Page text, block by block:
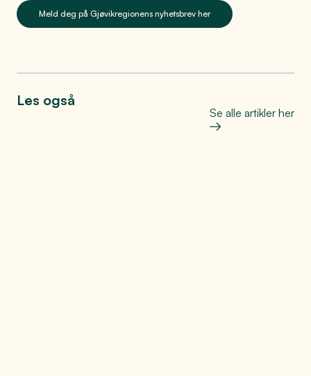
Meld deg på Gjøvikregionens nyhetsbrev her
Les også
Se alle artikler her